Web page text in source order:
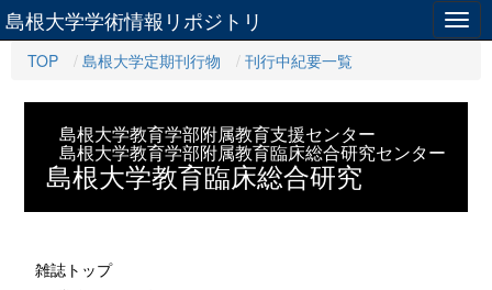
島根大学学術情報リポジトリ
TOP 島根大学定期刊行物 刊行中紀要一覧
島根大学教育学部附属教育支援センター
島根大学教育学部附属教育臨床総合研究センター
島根大学教育臨床総合研究
雑誌トップ